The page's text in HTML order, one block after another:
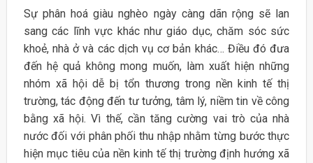
Sự phân hoá giàu nghèo ngày càng dãn rộng sẽ lan
sang các lĩnh vực khác như giáo dục, chăm sóc sức
khoẻ, nhà ở và các dịch vụ cơ bản khác… Điều đó đưa
đến hệ quả không mong muốn, làm xuất hiện những
nhóm xã hội dễ bị tổn thương trong nền kinh tế thị
trường, tác động đến tư tưởng, tâm lý, niềm tin về công
bằng xã hội. Vì thế, cần tăng cường vai trò của nhà
nước đối với phân phối thu nhập nhằm từng bước thực
hiện mục tiêu của nền kinh tế thị trường định hướng xã